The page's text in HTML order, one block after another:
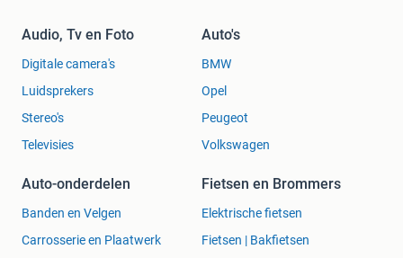
Audio, Tv en Foto
Digitale camera's
Luidsprekers
Stereo's
Televisies
Auto's
BMW
Opel
Peugeot
Volkswagen
Auto-onderdelen
Banden en Velgen
Carrosserie en Plaatwerk
Fietsen en Brommers
Elektrische fietsen
Fietsen | Bakfietsen